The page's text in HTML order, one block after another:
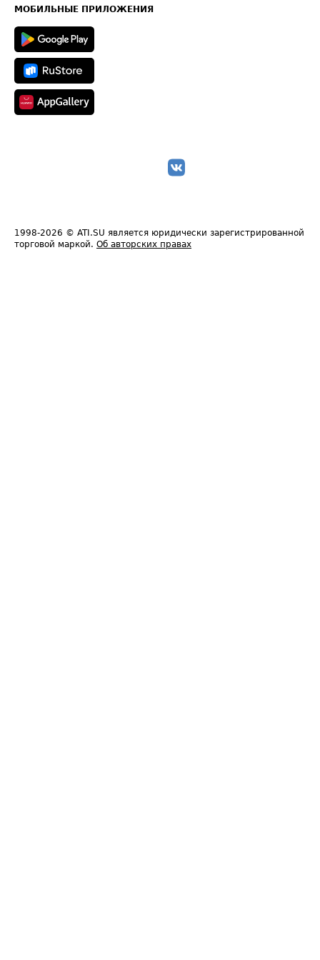
Техническая информация
МОБИЛЬНЫЕ ПРИЛОЖЕНИЯ
1998-2026 © ATI.SU является юридически зарегистрированной
торговой маркой. Об авторских правах